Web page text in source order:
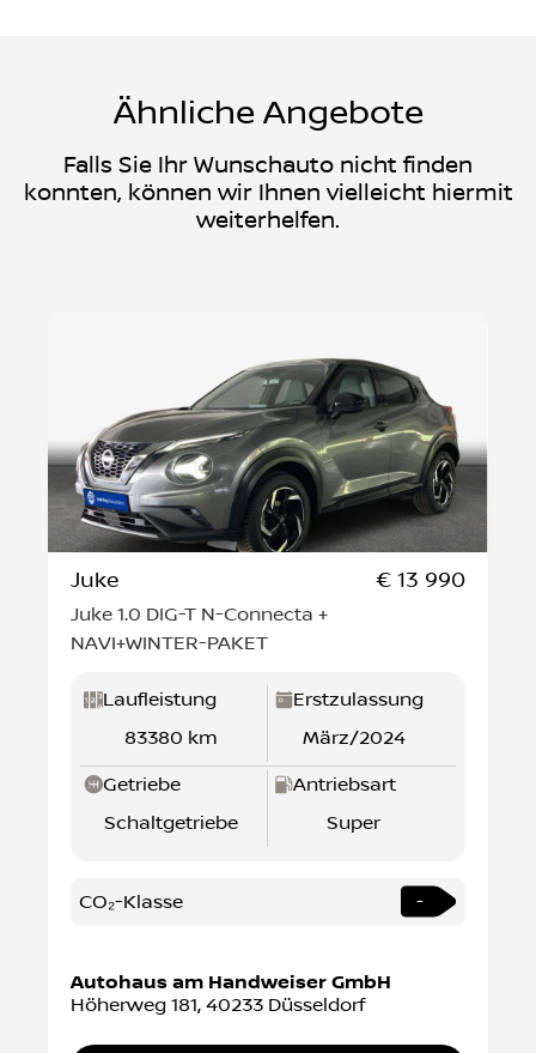
Ähnliche Angebote
Falls Sie Ihr Wunschauto nicht finden
konnten, können wir Ihnen vielleicht hiermit
weiterhelfen.
Juke € 13 990
Juke 1.0 DIG-T N-Connecta +
NAVI+WINTER-PAKET
Laufleistung
83380 km
Erstzulassung
März/2024
Getriebe
Schaltgetriebe
Antriebsart
Super
CO₂-Klasse -
Autohaus am Handweiser GmbH
Höherweg 181,40233 Düsseldorf